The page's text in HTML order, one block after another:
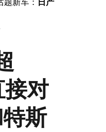
新车： 日产
对
斯